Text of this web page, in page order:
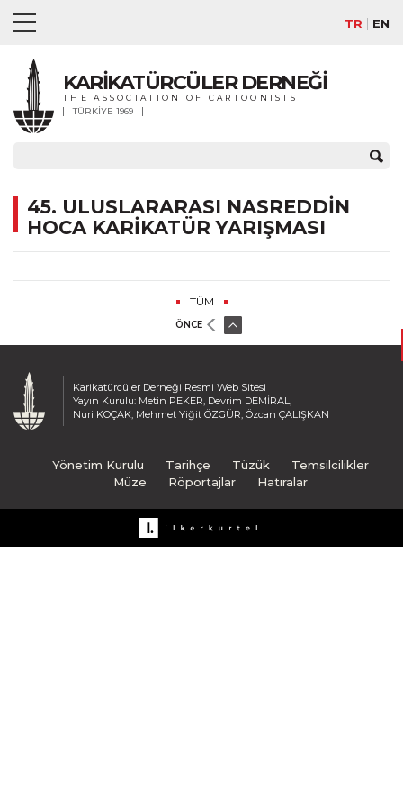
TR EN
KARİKATÜRCÜLER DERNEĞİ
THE ASSOCIATION OF CARTOONISTS
TÜRKİYE 1969
45. ULUSLARARASI NASREDDİN
HOCA KARİKATÜR YARIŞMASI
TÜM
ÖNCE
Karikatürcüler Derneği Resmi Web Sitesi
Yayın Kurulu: Metin PEKER, Devrim DEMİRAL,
Nuri KOÇAK, Mehmet Yiğit ÖZGÜR, Özcan ÇALIŞKAN
Yönetim Kurulu Tarihçe Tüzük
Temsilcilikler
Müze
Röportajlar Hatıralar